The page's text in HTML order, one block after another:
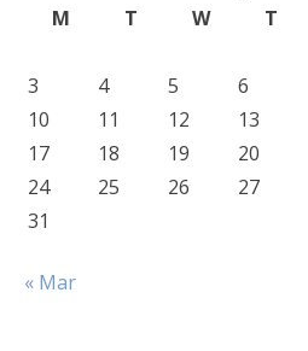
M
T W T
3
4 5 6
10
11 12 13
17
18 19 20
24
25 26 27
31
« Mar